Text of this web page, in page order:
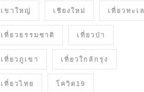
เขาใหญ่ เชียงใหม่ เที่ยวทะเล
เที่ยวธรรมชาติ เที่ยวป่า
เที่ยวภูเขา เที่ยวใกล้กรุง
เที่ยวไทย โควิด19